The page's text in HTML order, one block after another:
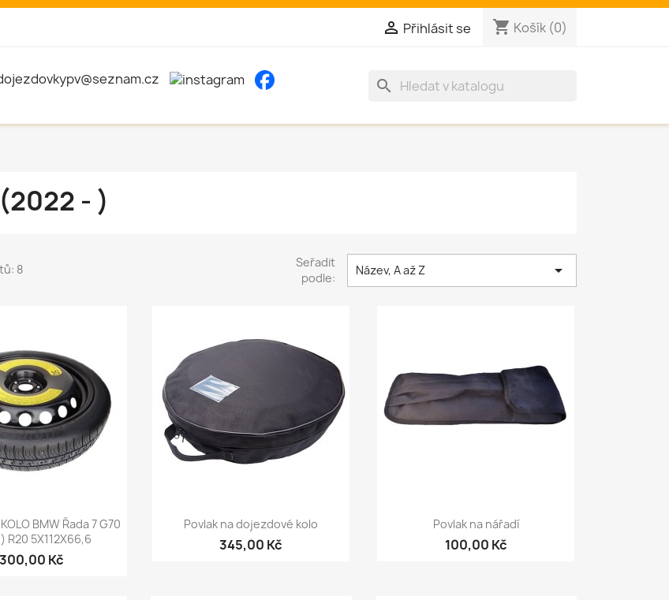
 Přihlásit se shopping_cart Košík (0)
search
- )
8
Seřadit
podle:
Název, A až Z 
náhled
BMW Řada 7 G70
R20 5X112X66,6
Kč
Rychlý náhled
Povlak na dojezdové kolo
345,00 Kč
Rychlý náhled
Povlak na nářadí
100,00 Kč